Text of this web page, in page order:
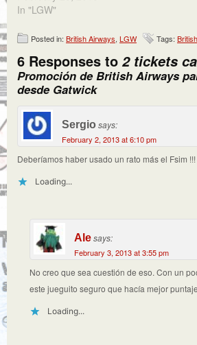
In "LGW"
Posted in: British Airways, LGW Tags:
6 Responses to 2 tickets
Promoción de British Airways
desde Gatwick
Sergio says:
February 2, 2013 at 6:10 pm
Deberíamos haber usado un rato más el Fsim !!!
Loading...
Alesays:
February 3, 2013 at 3:55 pm
No creo que sea cuestión de eso. Con un
este jueguito seguro que hacía mejor
Loading...